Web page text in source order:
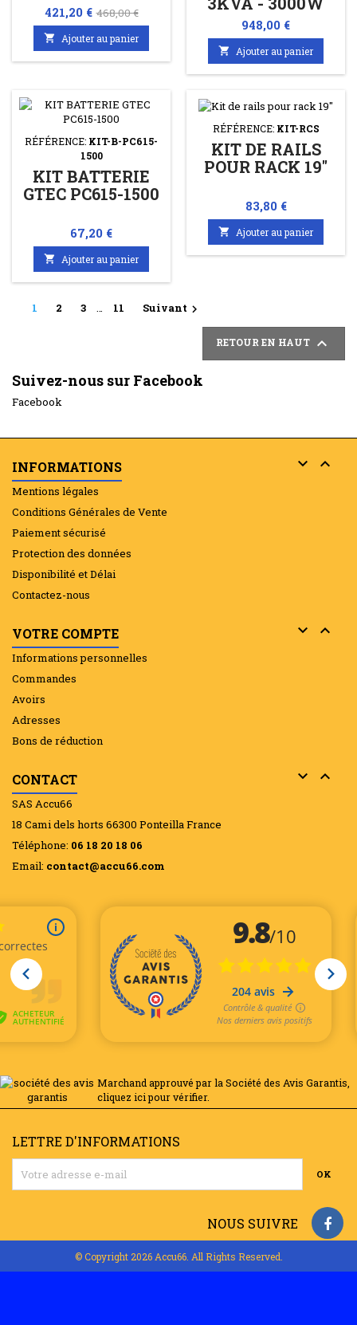
Prix
421,20 € Prix
base
468,00 €
 Ajouter au panier
Prix
948,00 €
 Ajouter au panier
RÉFÉRENCE: KIT-B-PC615-
1500
KIT BATTERIE
GTEC PC615-1500
Prix
67,20 €
 Ajouter au panier
RÉFÉRENCE: KIT-RCS
KIT DE RAILS
POUR RACK 19"
Prix
83,80 €
 Ajouter au panier
1 2 3 … 11 Suivant 
RETOUR EN HAUT 
Suivez-nous sur Facebook
Facebook
INFORMATIONS  
Mentions légales
Conditions Générales de Vente
Paiement sécurisé
Protection des données
Disponibilité et Délai
Contactez-nous
VOTRE COMPTE  
Informations personnelles
Commandes
Avoirs
Adresses
Bons de réduction
CONTACT  
SAS Accu66
18 Cami dels horts 66300 Ponteilla France
Téléphone: 06 18 20 18 06
Email: contact@accu66.com
Marchand approuvé par la Société des Avis Garantis,
cliquez ici pour vérifier.
LETTRE D'INFORMATIONS
NOUS SUIVRE
© Copyright 2026 Accu66. All Rights Reserved.